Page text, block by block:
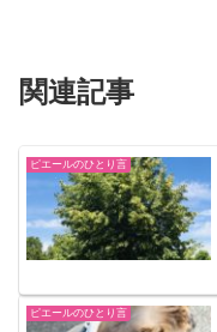
関連記事
ピエールのひとり言
ピエールのひとり言